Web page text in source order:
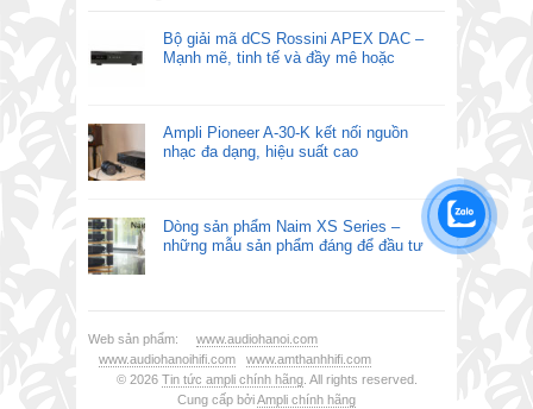
Bộ giải mã dCS Rossini APEX DAC –
Mạnh mẽ, tinh tế và đầy mê hoặc
Ampli Pioneer A-30-K kết nối nguồn
nhạc đa dạng, hiệu suất cao
Dòng sản phẩm Naim XS Series –
những mẫu sản phẩm đáng để đầu tư
Web sản phẩm: www.audiohanoi.com
www.audiohanoihifi.com
www.amthanhhifi.com
© 2026 Tin tức ampli chính hãng. All rights reserved.
Cung cấp bởiAmpli chính hãng